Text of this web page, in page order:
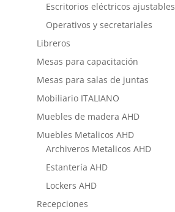
Escritorios eléctricos ajustables
Operativos y secretariales
Libreros
Mesas para capacitación
Mesas para salas de juntas
Mobiliario ITALIANO
Muebles de madera AHD
Muebles Metalicos AHD
Archiveros Metalicos AHD
Estantería AHD
Lockers AHD
Recepciones